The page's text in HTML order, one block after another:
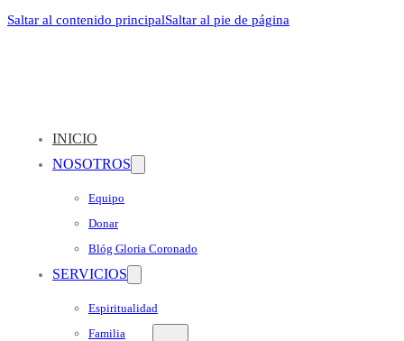
Saltar al contenido principalSaltar al pie de página
INICIO
NOSOTROS
Equipo
Donar
Blóg Gloria Coronado
SERVICIOS
Espiritualidad
Familia